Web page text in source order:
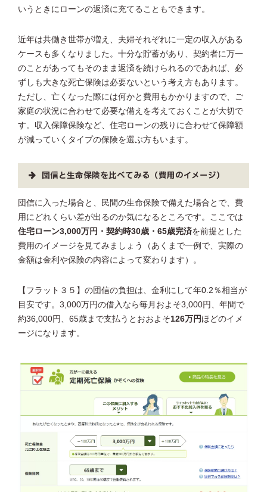
いうときにローンの返済に充てることもできます。
近年は共働き世帯が増え、夫婦それぞれに一定の収入がある
ケースも多くなりました。十分な貯蓄があり、契約者に万一
のことがあってもそのまま返済を続けられるのであれば、必
ずしも大きな死亡保険は必要ないという考え方もあります。
ただし、亡くなった際には何かと費用もかかりますので、ご
家庭の状況に合わせて必要な備えを考えておくことが大切で
す。収入保障保険など、住宅ローンの残りに合わせて保障額
が減っていくタイプの保険を選ぶ方もいます。
団信と生命保険を比べてみる（費用のイメージ）
団信に入った場合と、民間の生命保険で備えた場合とで、費
用にどれくらい差が出るのか気になるところです。ここでは
住宅ローン3,000万円・契約時30歳・65歳完済を前提とした
費用のイメージを見てみましょう（あくまで一例で、実際の
金額は金利や保険の内容によって変わります）。
【フラット３５】の団信の負担は、金利にして年0.2％相当が
目安です。3,000万円の借入なら毎月およそ3,000円、年間で
約36,000円、65歳まで支払うとおおよそ126万円ほどのイメ
ージになります。